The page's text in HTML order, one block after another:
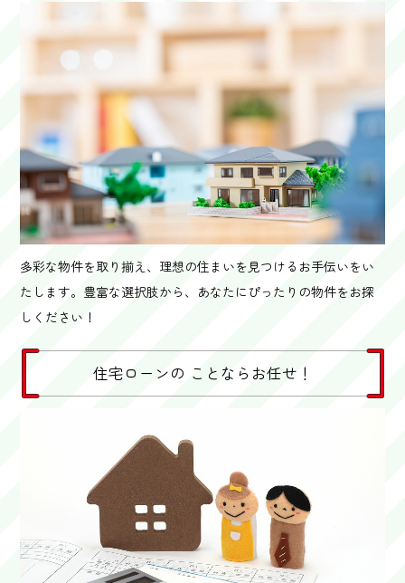
多彩な物件を取り揃え、理想の住まいを見つけるお手伝いをい
たします。豊富な選択肢から、あなたにぴったりの物件をお探
しください！
住宅ローンの ことならお任せ！